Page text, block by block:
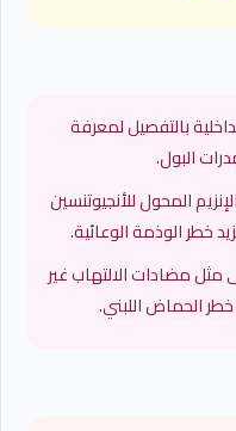
بالتفصيل لمعرفة
البول.
المحول للأنجيوتنسين
مثل مضادات الالتهاب غير